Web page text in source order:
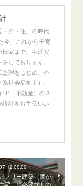
・介・住」の時代
今、これから子育
家まで、生涯安
しております。
監理をはじめ、介
社会福祉士）、
・不動産）の３
設計をお手伝いい
00:00
フリー建築（障が
宅）に必要なもの